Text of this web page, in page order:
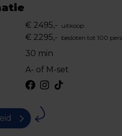
€ 2495,- uitkoop
€ 2295,- besloten tot 100
30 min
A- of M-set